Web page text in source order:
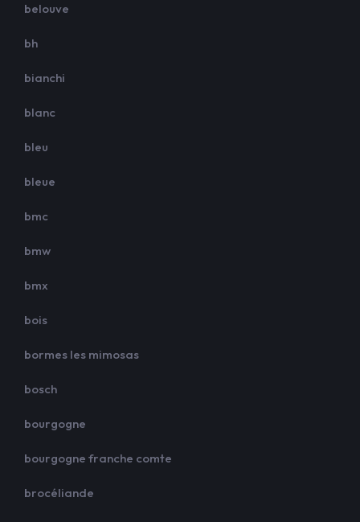
belouve
bh
bianchi
blanc
bleu
bleue
bmc
bmw
bmx
bois
bormes les mimosas
bosch
bourgogne
bourgogne franche comte
brocéliande